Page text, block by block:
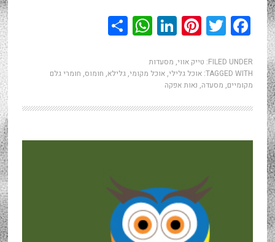
Facebook
Twitter
Pinterest
LinkedIn
WhatsApp
Share
FILED UNDER: טייק אווי, מסעדות
TAGGED WITH: אוכל גלילי, אוכל מקומי, גלילא, חומוס, חומרי גלם
מקומיים, מסעדה, נאות אפקה